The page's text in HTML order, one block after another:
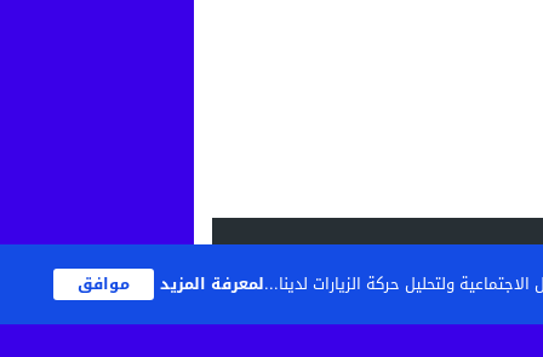
ولتحليل حركة الزيارات لدينا...لمعرفة المزيد موافق